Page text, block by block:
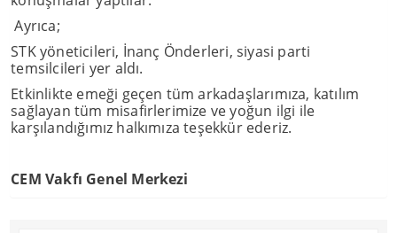
Ayrıca;
STK yöneticileri, İnanç Önderleri, siyasi parti
temsilcileri yer aldı.
Etkinlikte emeği geçen tüm arkadaşlarımıza, katılım
sağlayan tüm misafirlerimize ve yoğun ilgi ile
karşılandığımız halkımıza teşekkür ederiz.
CEM Vakfı Genel Merkezi